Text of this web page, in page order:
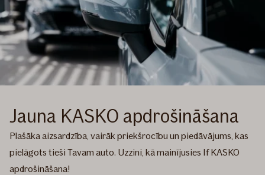
Jauna KASKO apdrošināšana
Plašāka aizsardzība, vairāk priekšrocību un piedāvājums, kas
pielāgots tieši Tavam auto. Uzzini, kā mainījusies If KASKO
apdrošināšana!